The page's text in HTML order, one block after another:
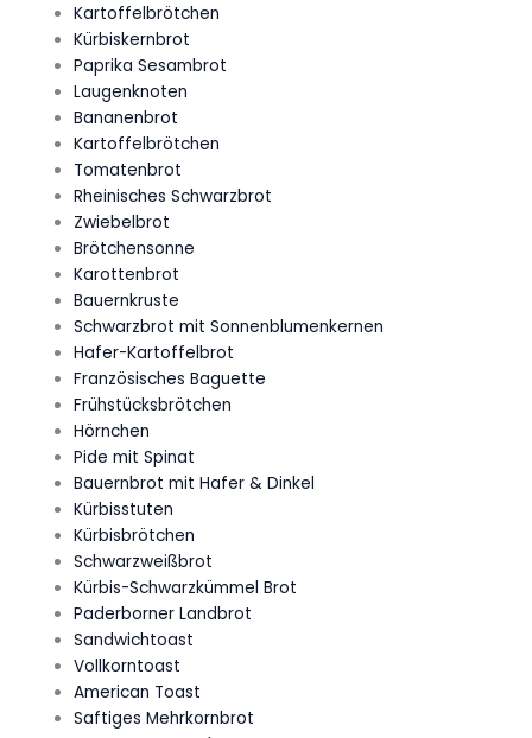
Kartoffelbrötchen
Kürbiskernbrot
Paprika Sesambrot
Laugenknoten
Bananenbrot
Kartoffelbrötchen
Tomatenbrot
Rheinisches Schwarzbrot
Zwiebelbrot
Brötchensonne
Karottenbrot
Bauernkruste
Schwarzbrot mit Sonnenblumenkernen
Hafer-Kartoffelbrot
Französisches Baguette
Frühstücksbrötchen
Hörnchen
Pide mit Spinat
Bauernbrot mit Hafer & Dinkel
Kürbisstuten
Kürbisbrötchen
Schwarzweißbrot
Kürbis-Schwarzkümmel Brot
Paderborner Landbrot
Sandwichtoast
Vollkorntoast
American Toast
Saftiges Mehrkornbrot